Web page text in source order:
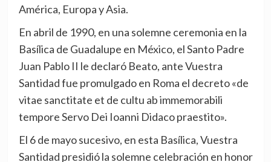
América, Europa y Asia.
En abril de 1990, en una solemne ceremonia en la
Basílica de Guadalupe en México, el Santo Padre
Juan Pablo II le declaró Beato, ante Vuestra
Santidad fue promulgado en Roma el decreto «de
vitae sanctitate et de cultu ab immemorabili
tempore Servo Dei Ioanni Didaco praestito».
El 6 de mayo sucesivo, en esta Basílica, Vuestra
Santidad presidió la solemne celebración en honor